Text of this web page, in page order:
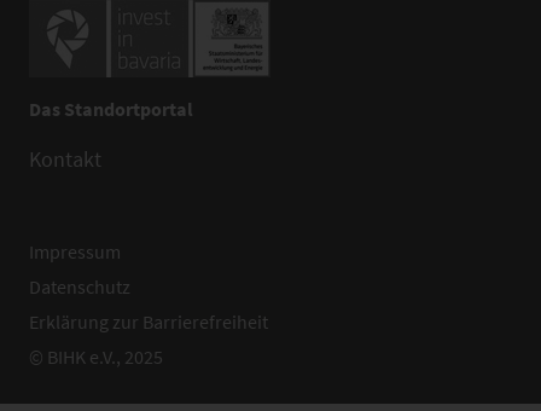
Das Standortportal
Kontakt
Impressum
Datenschutz
Erklärung zur Barrierefreiheit
© BIHK e.V., 2025